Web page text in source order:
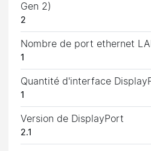
Gen 2)
2
Nombre de port ethernet
1
Quantité d'interface
1
Version de DisplayPort
2.1